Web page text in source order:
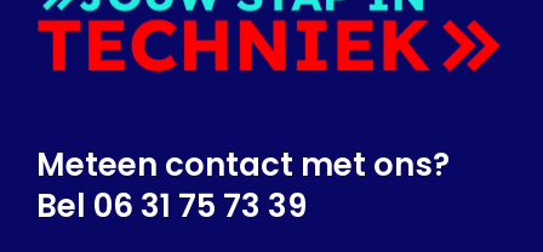
Meteen contact met ons?
Bel 06 31 75 73 39